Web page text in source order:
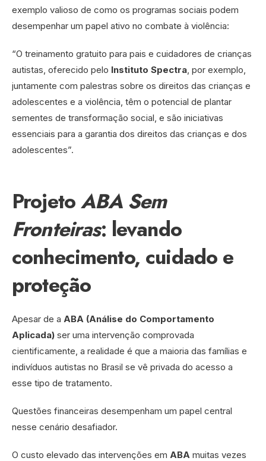
exemplo valioso de como os programas sociais podem
desempenhar um papel ativo no combate à violência:
“O treinamento gratuito para pais e cuidadores de crianças
autistas, oferecido pelo Instituto Spectra, por exemplo,
juntamente com palestras sobre os direitos das crianças e
adolescentes e a violência, têm o potencial de plantar
sementes de transformação social, e são iniciativas
essenciais para a garantia dos direitos das crianças e dos
adolescentes”.
ProjetoABA Sem
Fronteiras: levando
conhecimento, cuidado e
proteção
Apesar de a ABA (Análise do Comportamento
Aplicada) ser uma intervenção comprovada
cientificamente, a realidade é que a maioria das famílias e
indivíduos autistas no Brasil se vê privada do acesso a
esse tipo de tratamento.
Questões financeiras desempenham um papel central
nesse cenário desafiador.
O custo elevado das intervenções em ABA muitas vezes